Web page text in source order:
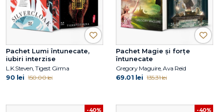
Pachet Lumi întunecate,
iubiri interzise
L.K.Steven, Tigest Girma
90 lei 150.00 lei
Pachet Magie și forțe
întunecate
Gregory Maguire, Ava Reid
69.01 lei 135.31 lei
-40% -40%